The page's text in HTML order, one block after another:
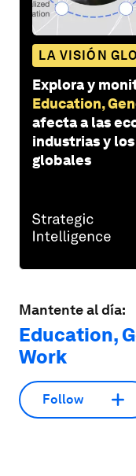
LA VISIÓN
Explora y
Education,
afecta a las
industrias y
globales
Mantente al día:
Education,
Work
Follow